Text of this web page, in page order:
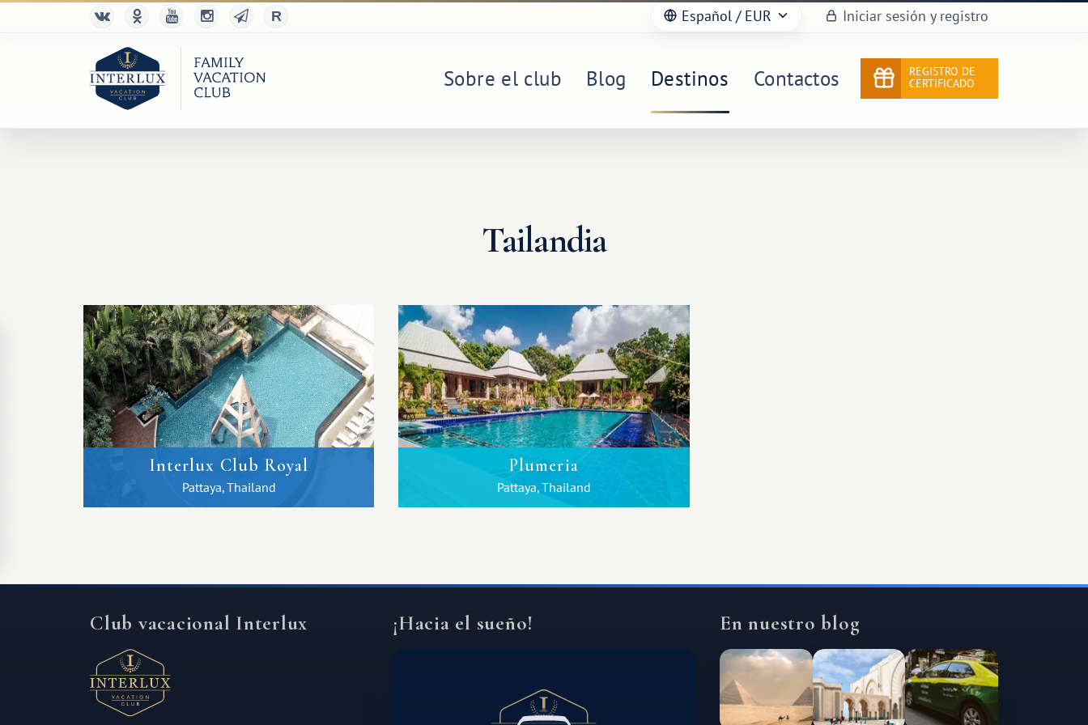
Español / EUR Iniciar sesión y registro
Sobre el club Blog Destinos Contactos
REGISTRO DE
CERTIFICADO
Tailandia
Interlux Club Royal
Pattaya, Thailand
Plumeria
Pattaya, Thailand
Club vacacional Interlux ¡Hacia el sueño! En nuestro blog